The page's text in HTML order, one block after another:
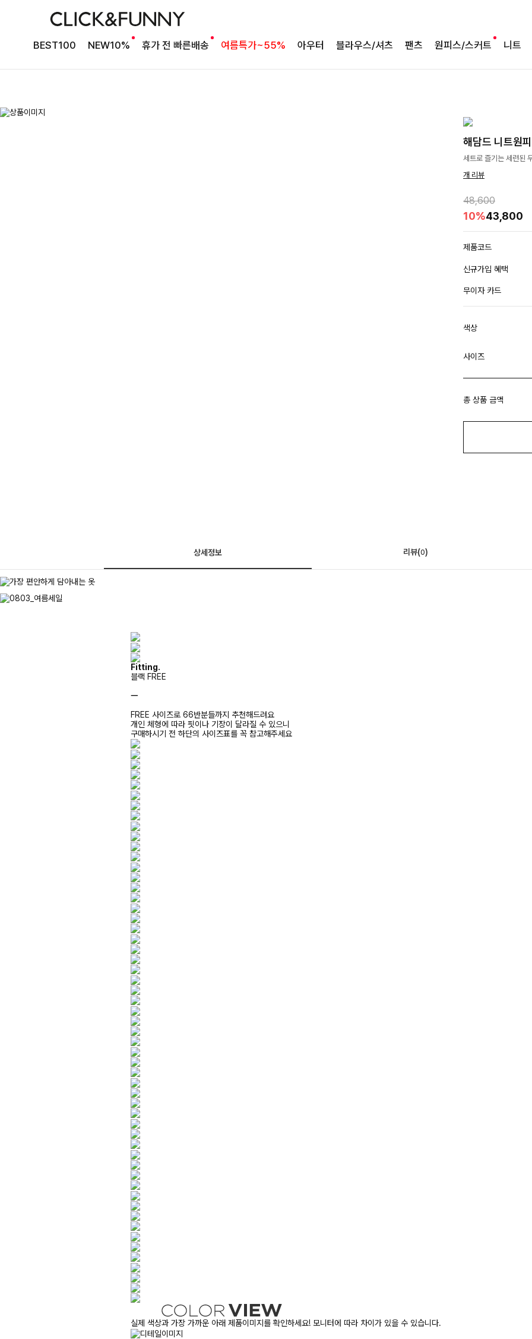
BEST100 NEW10% 휴가 전 빠른배송 여름특가~55% 아우터 블라우스/셔츠 팬츠 원피스/스커트 니트
해담드 니트원
세트로 즐기는 세련된
개 리뷰
48,600
10%43,800
제품코드
신규가입 혜택
무이자 카드
색상
사이즈
총 상품 금액
상세정보 리뷰(0)
Fitting.
블랙 FREE
ㅡ
FREE 사이즈로 66반분들까지 추천해드려요
개인 체형에 따라 핏이나 기장이 달라질 수 있으니
구매하시기 전 하단의 사이즈표를 꼭 참고해주세요
실제 색상과 가장 가까운 아래 제품이미지를 확인하세요! 모니터에 따라 차이가 있을 수 있습니다.